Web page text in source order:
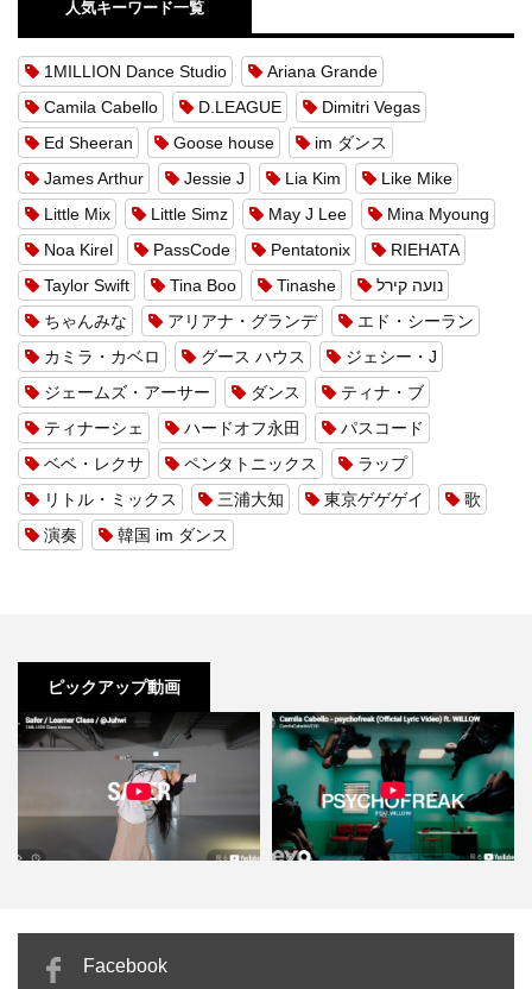
人気キーワード一覧
1MILLION Dance Studio
Ariana Grande
Camila Cabello
D.LEAGUE
Dimitri Vegas
Ed Sheeran
Goose house
im ダンス
James Arthur
Jessie J Lia Kim
Like Mike
Little Mix
Little Simz May J Lee
Mina Myoung
Noa Kirel
PassCode Pentatonix
RIEHATA
Taylor Swift
Tina Boo Tinashe
נועה קירל
ちゃんみな
アリアナ・グランデ
エド・シーラン
カミラ・カベロ
グース ハウス
ジェシー・J
ジェームズ・アーサー
ダンス
ティナ・ブ
ティナーシェ
ハードオフ永田
パスコード
ベベ・レクサ
ペンタトニックス
ラップ
リトル・ミックス
三浦大知 東京ゲゲゲイ
歌
演奏
韓国 im ダンス
ピックアップ動画
」力まず揺れるだけ
Facebook